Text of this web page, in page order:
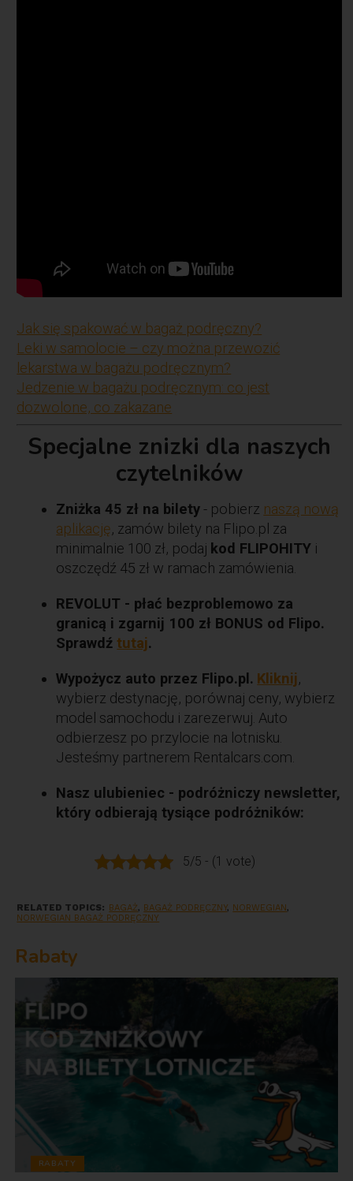
Jak się spakować w bagaż podręczny?
Leki w samolocie – czy można przewozić
lekarstwa w bagażu podręcznym?
Jedzenie w bagażu podręcznym: co jest
dozwolone, co zakazane
Specjalne znizki dla naszych
czytelników
Zniżka 45 zł na bilety - pobierz naszą nową
aplikację, zamów bilety na Flipo.pl za
minimalnie 100 zł, podaj kod FLIPOHITY i
oszczędź 45 zł w ramach zamówienia.
REVOLUT - płać bezproblemowo za
granicą i zgarnij 100 zł BONUS od Flipo.
Sprawdźtutaj.
Wypożycz auto przez Flipo.pl. Kliknij,
wybierz destynację, porównaj ceny, wybierz
model samochodu i zarezerwuj. Auto
odbierzesz po przylocie na lotnisku.
Jesteśmy partnerem Rentalcars.com.
Nasz ulubieniec - podróżniczy newsletter,
który odbierają tysiące podróżników:
5/5 - (1 vote)
RELATED TOPICS: BAGAŻ, BAGAŻ PODRĘCZNY, NORWEGIAN ,
NORWEGIAN BAGAŻ PODRĘCZNY
Rabaty
RABATY